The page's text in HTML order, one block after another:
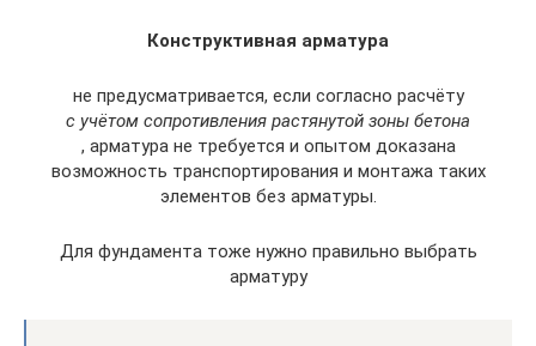
Конструктивная арматура
не предусматривается, если согласно расчёту
с учётом сопротивления растянутой зоны бетона
, арматура не требуется и опытом доказана
возможность транспортирования и монтажа таких
элементов без арматуры.
Для фундамента тоже нужно правильно выбрать
арматуру